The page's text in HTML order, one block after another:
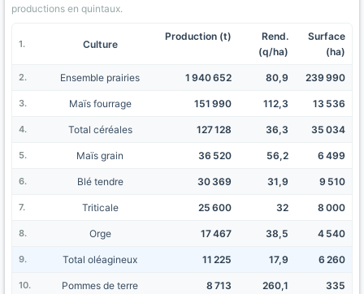
productions en quintaux.
Culture
Production (t)
Rend.
(q/ha)
Surface
(ha)
Ensemble prairies 1 940 652 80,9 239 990
Maïs fourrage 151 990 112,3 13 536
Total céréales 127 128 36,3 35 034
Maïs grain 36 520 56,2 6 499
Blé tendre 30 369 31,9 9 510
Triticale 25 600 32 8 000
Orge 17 467 38,5 4 540
Total oléagineux 11 225 17,9 6 260
Pommes de terre 8 713 260,1 335